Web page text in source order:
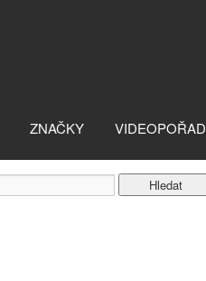
ZNAČKY VIDEOPOŘAD